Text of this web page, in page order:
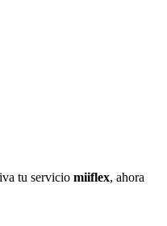
tu servicio miiflex, ahora